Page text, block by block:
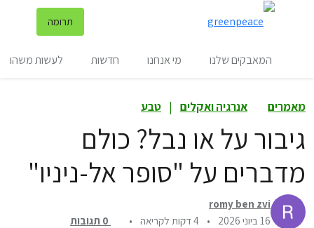
תרומה
המאבקים שלנו מי אנחנו חדשות לעשות משהו
מאמרים אנרגיה ואקלים | טבע
גיבור על או נבל? כולם
מדברים על "סופר אל-ניניו"
romy ben zvi
16 ביוני 2026
• 4 דקות לקריאה •
0 תגובות